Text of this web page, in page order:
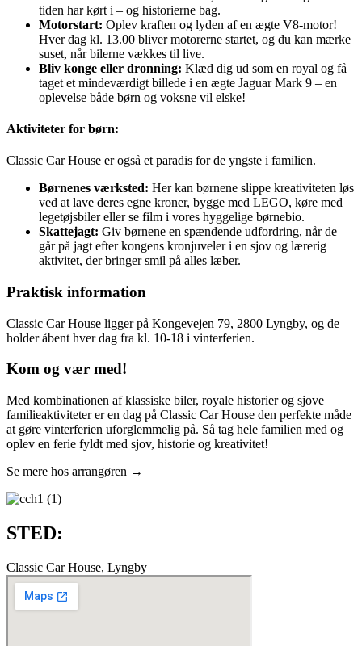
tiden har kørt i – og historierne bag.
Motorstart: Oplev kraften og lyden af en ægte V8-motor!
Hver dag kl. 13.00 bliver motorerne startet, og du kan mærke
suset, når bilerne vækkes til live.
Bliv konge eller dronning: Klæd dig ud som en royal og få
taget et mindeværdigt billede i en ægte Jaguar Mark 9 – en
oplevelse både børn og voksne vil elske!
Aktiviteter for børn:
Classic Car House er også et paradis for de yngste i familien.
Børnenes værksted: Her kan børnene slippe kreativiteten løs
ved at lave deres egne kroner, bygge med LEGO, køre med
legetøjsbiler eller se film i vores hyggelige børnebio.
Skattejagt: Giv børnene en spændende udfordring, når de
går på jagt efter kongens kronjuveler i en sjov og lærerig
aktivitet, der bringer smil på alles læber.
Praktisk information
Classic Car House ligger på Kongevejen 79, 2800 Lyngby, og de
holder åbent hver dag fra kl. 10-18 i vinterferien.
Kom og vær med!
Med kombinationen af klassiske biler, royale historier og sjove
familieaktiviteter er en dag på Classic Car House den perfekte måde
at gøre vinterferien uforglemmelig på. Så tag hele familien med og
oplev en ferie fyldt med sjov, historie og kreativitet!
Se mere hos arrangøren →
STED:
Classic Car House, Lyngby